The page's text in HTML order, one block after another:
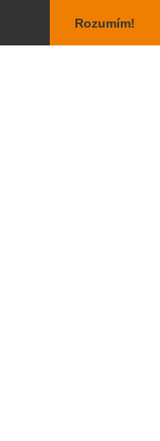
Rozumím!